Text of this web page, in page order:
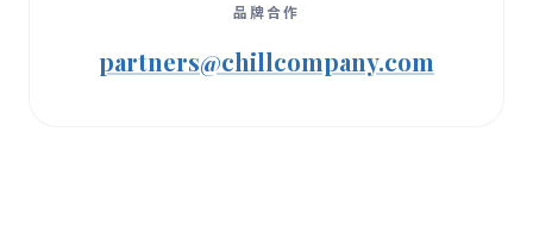
品牌合作
partners@chillcompany.com